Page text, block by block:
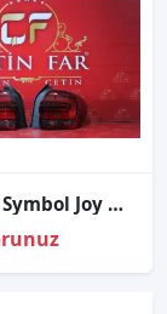
Renault Symbol Joy Ledli̇ Sağ Sol Stop Sıfır İthal 265505533r 265505392r 2018